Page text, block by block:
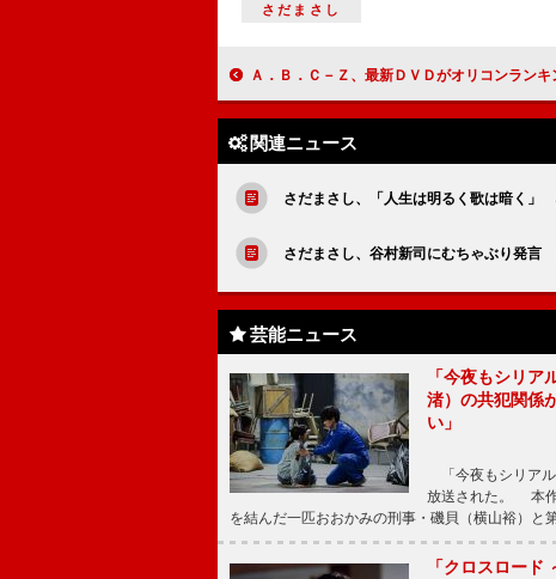
さだまさし
Ａ．Ｂ．Ｃ－Ｚ、最新ＤＶＤがオリコンランキング首位獲得 初の冠番組が２１日
関連ニュース
さだまさし、「人生は明るく歌は暗く」
さだまさし、谷村新司にむちゃぶり発言
芸能ニュース
「今夜もシリ
渚）の共犯関係
い」
「今夜もシリア
放送された。 本作
を結んだ一匹おおかみの刑事・磯貝（横山裕）
「クロスロー